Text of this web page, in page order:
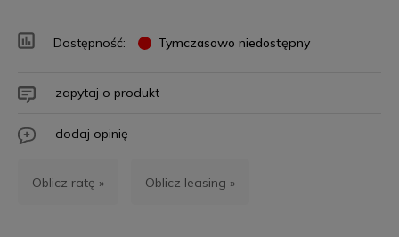
Dostępność: Tymczasowo niedostępny
zapytaj o produkt
dodaj opinię
Oblicz ratę » Oblicz leasing »